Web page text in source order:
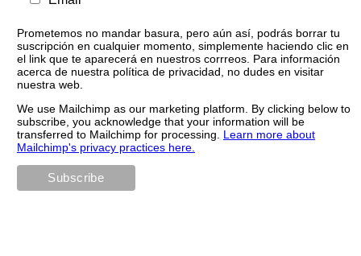
Prometemos no mandar basura, pero aún así, podrás borrar tu
suscripción en cualquier momento, simplemente haciendo clic en
el link que te aparecerá en nuestros corrreos. Para información
acerca de nuestra política de privacidad, no dudes en visitar
nuestra web.
We use Mailchimp as our marketing platform. By clicking below to
subscribe, you acknowledge that your information will be
transferred to Mailchimp for processing. Learn more about
Mailchimp's privacy practices here.